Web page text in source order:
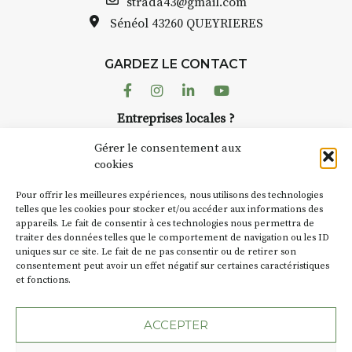
Gérer le consentement aux
cookies
Pour offrir les meilleures expériences, nous utilisons des technologies
telles que les cookies pour stocker et/ou accéder aux informations des
appareils. Le fait de consentir à ces technologies nous permettra de
traiter des données telles que le comportement de navigation ou les ID
uniques sur ce site. Le fait de ne pas consentir ou de retirer son
consentement peut avoir un effet négatif sur certaines caractéristiques
et fonctions.
ACCEPTER
pas une galerie permanente.
AuzonToujoursorganise
dans le village. Des artistes et
caves, les granges d’Auzon. Le
Fumoir est l’un de ces espaces
d’autres activités culturelles de
la Petite Cité de Caractère. Par
exemple, l’installationCochon
Charbons’inscrit comme en
« off » du festival d’Auzon 2026
SA D’où vient le nom :Fumoir?
BT C’est le terme employé dans
Sénéol 43260 QUEYRIERES
GARDEZ LE CONTACT
FacebookInstagram
LinkedinYoutube
Entreprises locales ?
Suivez toute l'actu de Strada